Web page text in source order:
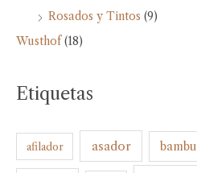
Rosados y Tintos (9)
Wusthof (18)
Etiquetas
afilador asador bambu